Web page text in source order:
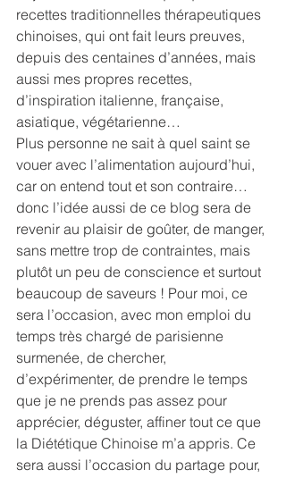
recettes traditionnelles thérapeutiques
chinoises, qui ont fait leurs preuves,
depuis des centaines d’années, mais
aussi mes propres recettes,
d’inspiration italienne, française,
asiatique, végétarienne…
Plus personne ne sait à quel saint se
vouer avec l’alimentation aujourd’hui,
car on entend tout et son contraire…
donc l’idée aussi de ce blog sera de
revenir au plaisir de goûter, de manger,
sans mettre trop de contraintes, mais
plutôt un peu de conscience et surtout
beaucoup de saveurs ! Pour moi, ce
sera l’occasion, avec mon emploi du
temps très chargé de parisienne
surmenée, de chercher,
d’expérimenter, de prendre le temps
que je ne prends pas assez pour
apprécier, déguster, affiner tout ce que
la Diététique Chinoise m’a appris. Ce
sera aussi l’occasion du partage pour,